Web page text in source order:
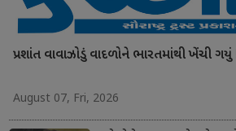
પ્રશાંત વાવાઝોડું વાદળોને ભારતમાંથી ખેંચી ગયું
August 07, Fri, 2026